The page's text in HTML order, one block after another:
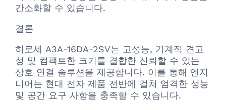
간소화할 수 있습니다.
결론
히로세 A3A-16DA-2SV는 고성능, 기계적 견고
성 및 컴팩트한 크기를 결합한 신뢰할 수 있는
상호 연결 솔루션을 제공합니다. 이를 통해 엔지
니어는 현대 전자 제품 전반에 걸쳐 엄격한 성능
및 공간 요구 사항을 충족할 수 있습니다.